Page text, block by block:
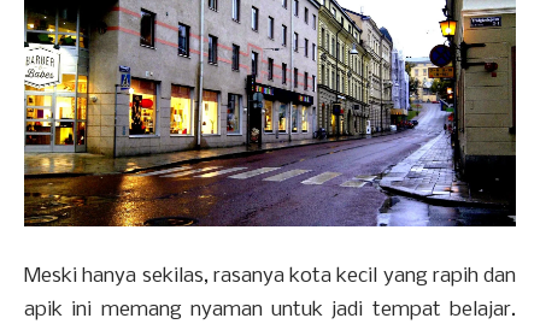
Meski hanya sekilas, rasanya kota kecil yang rapih dan
apik ini memang nyaman untuk jadi tempat belajar.